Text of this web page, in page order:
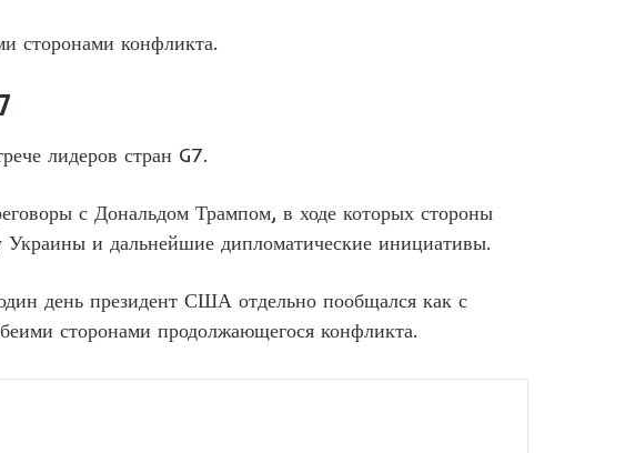
сторонами конфликта.
лидеров стран G7.
с Дональдом Трампом, в ходе которых стороны
и дальнейшие дипломатические инициативы.
день президент США отдельно пообщался как с
сторонами продолжающегося конфликта.